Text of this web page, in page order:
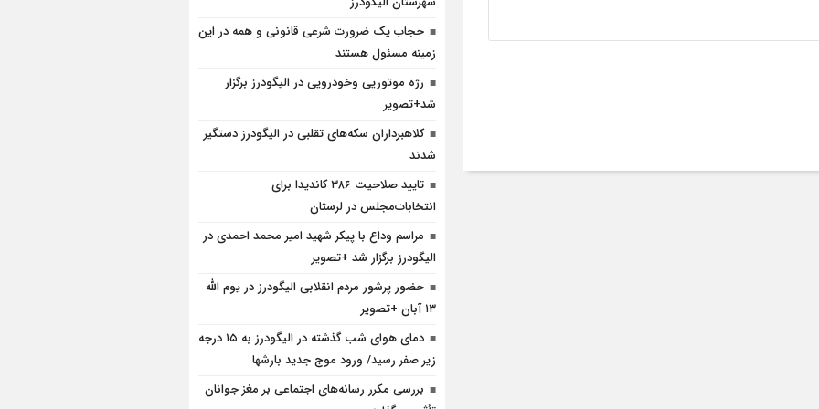
حجاب یک ضرورت شرعی قانونی و همه در این
زمینه مسئول هستند
رژه موتوریی وخودرویی در الیگودرز برگزار
شد+تصویر
کلاهبرداران سکه‌های تقلبی در الیگودرز دستگیر
شدند
تایید صلاحیت ۳۸۶ کاندیدا برای
انتخابات‌مجلس در لرستان
مراسم وداع با پیکر شهید امیر محمد احمدی در
الیگودرز برگزار شد +تصویر
حضور پرشور مردم انقلابی الیگودرز در یوم الله
۱۳ آبان +تصویر
دمای هوای شب گذشته در الیگودرز به ۱۵ درجه
زیر صفر رسید/ ورود موج جدید بارشها
بررسی مکرر رسانه‌های اجتماعی بر مغز جوانان